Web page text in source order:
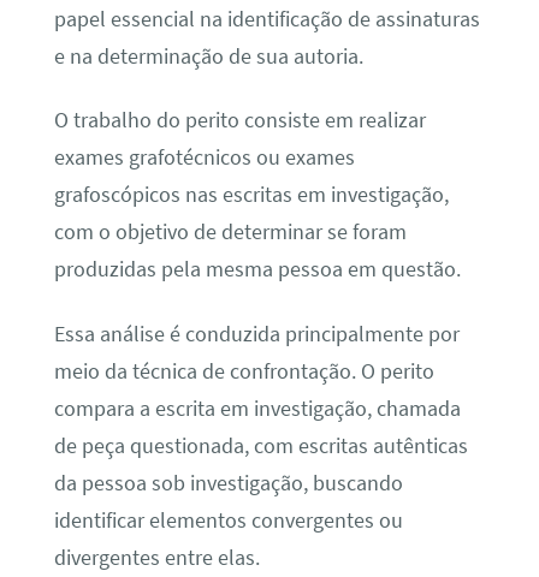
papel essencial na identificação de assinaturas
e na determinação de sua autoria.
O trabalho do perito consiste em realizar
exames grafotécnicos ou exames
grafoscópicos nas escritas em investigação,
com o objetivo de determinar se foram
produzidas pela mesma pessoa em questão.
Essa análise é conduzida principalmente por
meio da técnica de confrontação. O perito
compara a escrita em investigação, chamada
de peça questionada, com escritas autênticas
da pessoa sob investigação, buscando
identificar elementos convergentes ou
divergentes entre elas.